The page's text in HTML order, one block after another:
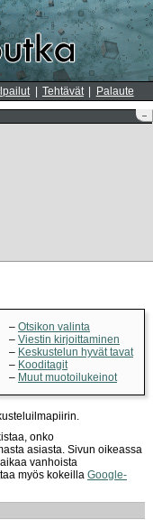
Tehtävät Palaute
–
Otsikon valinta
Viestin kirjoittaminen
Keskustelun hyvät tavat
Kooditagit
Muut muotoilukeinot
onko
asiasta. Sivun oikeassa
vanhoista
myös kokeilla Google-